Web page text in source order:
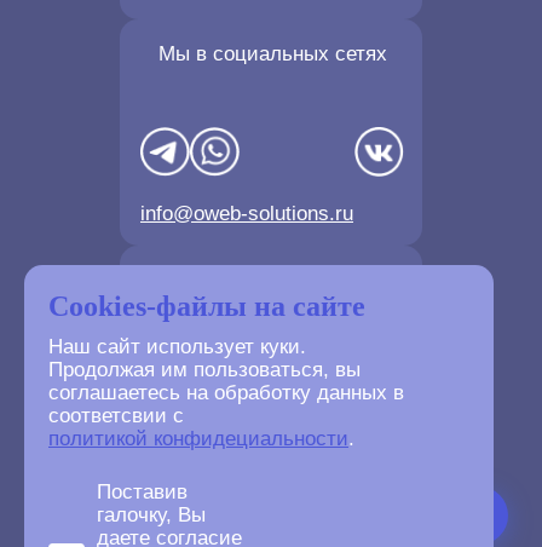
Cookies-файлы на сайте
Наш сайт использует куки.
Продолжая им пользоваться, вы
соглашаетесь на обработку данных в
соответсвии с
политикой конфидециальности.
Поставив
галочку, Вы
даете согласие
Мы в социальных сетях
info@oweb-solutions.ru
+7(4872) 702-730
+7(499) 677-61-84